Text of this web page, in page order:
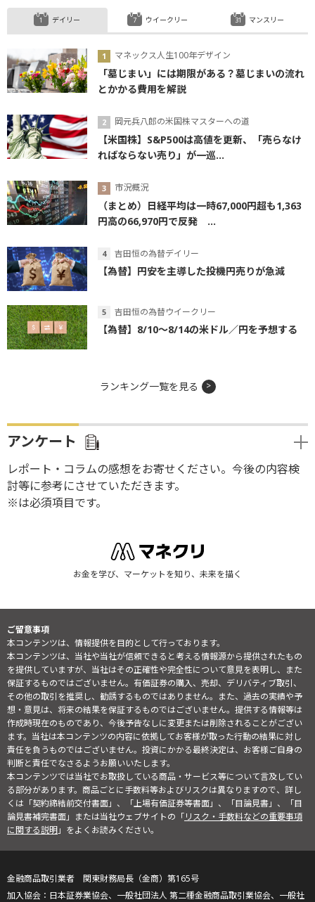
デイリー
マネックス人生100年デザイン
「墓じまい」には期限がある？墓じまいの流れ
とかかる費用を解説
岡元兵八郎の米国株マスターへの道
【米国株】S&P500は高値を更新、「売らなけ
ればならない売り」が一巡...
市況概況
（まとめ）日経平均は一時67,000円超も1,363
円高の66,970円で反発 ...
吉田恒の為替デイリー
【為替】円安を主導した投機円売りが急減
吉田恒の為替ウイークリー
【為替】8/10～8/14の米ドル／円を予想する
ウイークリー マンスリー
ランキング一覧を見る
アンケート
レポート・コラムの感想をお寄せください。今後の内容検
討等に参考にさせていただきます。
※は必須項目です。
お金を学び、マーケットを知り、未来を描く
ご留意事項
本コンテンツは、情報提供を目的として行っております。
本コンテンツは、当社や当社が信頼できると考える情報源から提供されたもの
を提供していますが、当社はその正確性や完全性について意見を表明し、また
保証するものではございません。有価証券の購入、売却、デリバティブ取引、
その他の取引を推奨し、勧誘するものではありません。また、過去の実績や予
想・意見は、将来の結果を保証するものではございません。提供する情報等は
作成時現在のものであり、今後予告なしに変更または削除されることがござい
ます。当社は本コンテンツの内容に依拠してお客様が取った行動の結果に対し
責任を負うものではございません。投資にかかる最終決定は、お客様ご自身の
判断と責任でなさるようお願いいたします。
本コンテンツでは当社でお取扱している商品・サービス等について言及してい
る部分があります。商品ごとに手数料等およびリスクは異なりますので、詳し
くは「契約締結前交付書面」、「上場有価証券等書面」、「目論見書」、「目
論見書補完書面」または当社ウェブサイトの「リスク・手数料などの重要事項
に関する説明」をよくお読みください。
金融商品取引業者 関東財務局長（金商）第165号
日本証券業協会、一般社団法人 第二種金融商品取引業協会、一般社